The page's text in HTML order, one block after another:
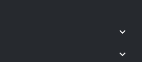
keyboard_arrow_down
keyboard_arrow_down